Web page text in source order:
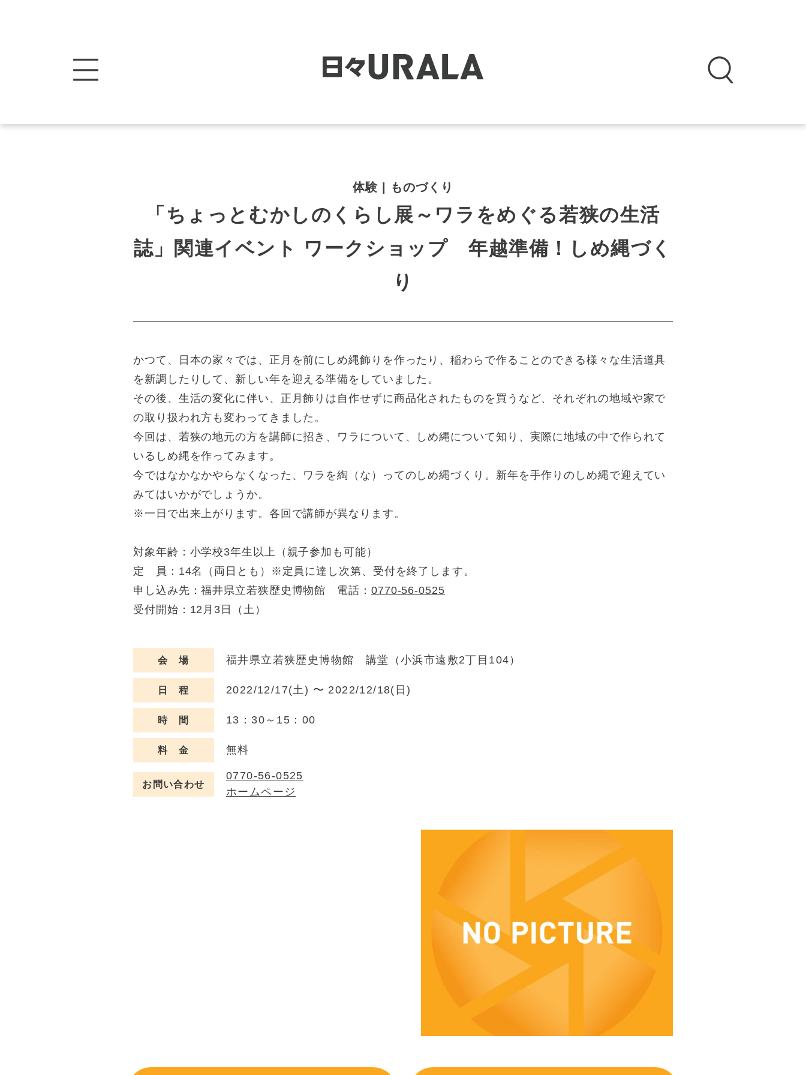
体験 | ものづくり
「ちょっとむかしのくらし展～ワラをめぐる若狭の生活
誌」関連イベント ワークショップ 年越準備！しめ縄づく
り
かつて、日本の家々では、正月を前にしめ縄飾りを作ったり、稲わらで作ることのできる様々な生活道具
を新調したりして、新しい年を迎える準備をしていました。
その後、生活の変化に伴い、正月飾りは自作せずに商品化されたものを買うなど、それぞれの地域や家で
の取り扱われ方も変わってきました。
今回は、若狭の地元の方を講師に招き、ワラについて、しめ縄について知り、実際に地域の中で作られて
いるしめ縄を作ってみます。
今ではなかなかやらなくなった、ワラを綯（な）ってのしめ縄づくり。新年を手作りのしめ縄で迎えてい
みてはいかがでしょうか。
※一日で出来上がります。各回で講師が異なります。
対象年齢：小学校3年生以上（親子参加も可能）
定 員：14名（両日とも）※定員に達し次第、受付を終了します。
申し込み先：福井県立若狭歴史博物館 電話： 0770-56-0525
受付開始：12月3日（土）
会 場 福井県立若狭歴史博物館 講堂（小浜市遠敷2丁目104）
日 程 2022/12/17(土) 〜 2022/12/18(日)
時 間 13：30～15：00
料 金 無料
お問い合わせ
0770-56-0525
ホームページ